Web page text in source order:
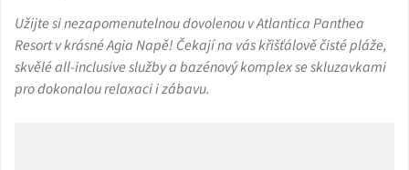
Užijte si nezapomenutelnou dovolenou v Atlantica Panthea
Resort v krásné Agia Napě! Čekají na vás křišťálově čisté pláže,
skvělé all-inclusive služby a bazénový komplex se skluzavkami
pro dokonalou relaxaci i zábavu.